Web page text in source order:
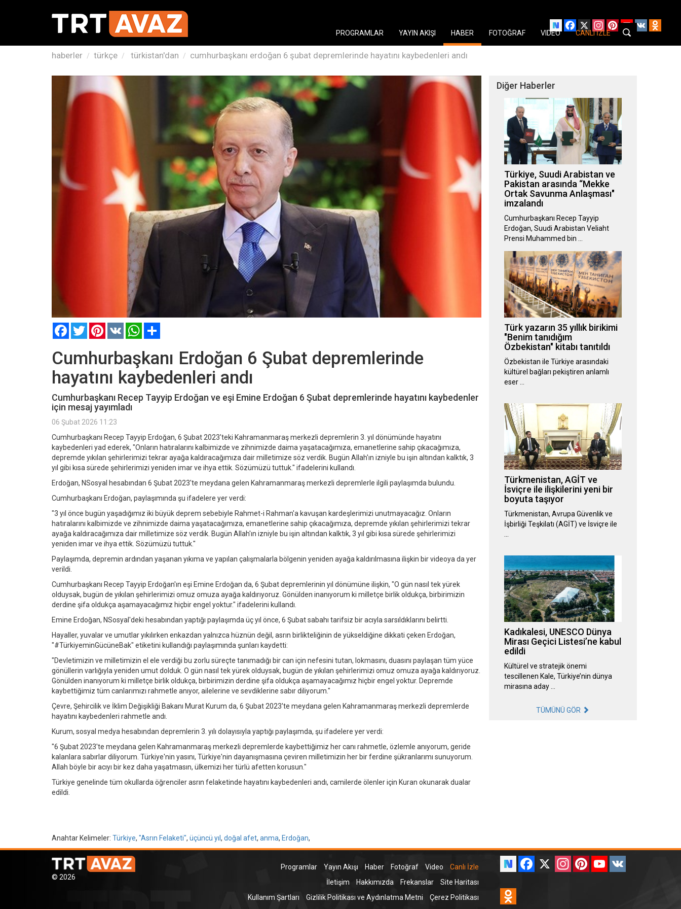
Facebook
X Instagram
PinterestYouTube
VK
PROGRAMLAR
YAYIN AKIŞI HABER FOTOĞRAF VIDEO CANLI İZLE
haberler türkçe türkistan'dan cumhurbaşkanı erdoğan 6 şubat depremlerinde hayatını kaybedenleri andı
FacebookTwitterPinterest
VK WhatsApp
Cumhurbaşkanı Erdoğan 6 Şubat depremlerinde
hayatını kaybedenleri andı
Cumhurbaşkanı Recep Tayyip Erdoğan ve eşi Emine Erdoğan 6 Şubat depremlerinde hayatını kaybedenler
için mesaj yayımladı
06 Şubat 2026 11:23
Cumhurbaşkanı Recep Tayyip Erdoğan, 6 Şubat 2023'teki Kahramanmaraş merkezli depremlerin 3. yıl dönümünde hayatını
kaybedenleri yad ederek, "Onların hatıralarını kalbimizde ve zihnimizde daima yaşatacağımıza, emanetlerine sahip çıkacağımıza,
depremde yıkılan şehirlerimizi tekrar ayağa kaldıracağımıza dair milletimize söz verdik. Bugün Allah'ın izniyle bu işin altından kalktık, 3
yıl gibi kısa sürede şehirlerimizi yeniden imar ve ihya ettik. Sözümüzü tuttuk." ifadelerini kullandı.
Erdoğan, NSosyal hesabından 6 Şubat 2023'te meydana gelen Kahramanmaraş merkezli depremlerle ilgili paylaşımda bulundu.
Cumhurbaşkanı Erdoğan, paylaşımında şu ifadelere yer verdi:
"3 yıl önce bugün yaşadığımız iki büyük deprem sebebiyle Rahmet-i Rahman'a kavuşan kardeşlerimizi unutmayacağız. Onların
hatıralarını kalbimizde ve zihnimizde daima yaşatacağımıza, emanetlerine sahip çıkacağımıza, depremde yıkılan şehirlerimizi tekrar
ayağa kaldıracağımıza dair milletimize söz verdik. Bugün Allah'ın izniyle bu işin altından kalktık, 3 yıl gibi kısa sürede şehirlerimizi
yeniden imar ve ihya ettik. Sözümüzü tuttuk."
Paylaşımda, depremin ardından yaşanan yıkıma ve yapılan çalışmalarla bölgenin yeniden ayağa kaldırılmasına ilişkin bir videoya da yer
verildi.
Cumhurbaşkanı Recep Tayyip Erdoğan'ın eşi Emine Erdoğan da, 6 Şubat depremlerinin yıl dönümüne ilişkin, "O gün nasıl tek yürek
olduysak, bugün de yıkılan şehirlerimizi omuz omuza ayağa kaldırıyoruz. Gönülden inanıyorum ki milletçe birlik oldukça, birbirimizin
derdine şifa oldukça aşamayacağımız hiçbir engel yoktur." ifadelerini kullandı.
Emine Erdoğan, NSosyal'deki hesabından yaptığı paylaşımda üç yıl önce, 6 Şubat sabahı tarifsiz bir acıyla sarsıldıklarını belirtti.
Hayaller, yuvalar ve umutlar yıkılırken enkazdan yalnızca hüznün değil, asrın birlikteliğinin de yükseldiğine dikkati çeken Erdoğan,
"#TürkiyeminGücüneBak" etiketini kullandığı paylaşımında şunları kaydetti:
"Devletimizin ve milletimizin el ele verdiği bu zorlu süreçte tanımadığı bir can için nefesini tutan, lokmasını, duasını paylaşan tüm yüce
gönüllerin varlığıyla yeniden umut dolduk. O gün nasıl tek yürek olduysak, bugün de yıkılan şehirlerimizi omuz omuza ayağa kaldırıyoruz.
Gönülden inanıyorum ki milletçe birlik oldukça, birbirimizin derdine şifa oldukça aşamayacağımız hiçbir engel yoktur. Depremde
kaybettiğimiz tüm canlarımızı rahmetle anıyor, ailelerine ve sevdiklerine sabır diliyorum."
Çevre, Şehircilik ve İklim Değişikliği Bakanı Murat Kurum da, 6 Şubat 2023'te meydana gelen Kahramanmaraş merkezli depremlerde
hayatını kaybedenleri rahmetle andı.
Kurum, sosyal medya hesabından depremlerin 3. yılı dolayısıyla yaptığı paylaşımda, şu ifadelere yer verdi:
"6 Şubat 2023'te meydana gelen Kahramanmaraş merkezli depremlerde kaybettiğimiz her canı rahmetle, özlemle anıyorum, geride
kalanlara sabırlar diliyorum. Türkiye'nin yasını, Türkiye'nin dayanışmasına çeviren milletimizin her bir ferdine şükranlarımı sunuyorum.
Allah böyle bir acıyı bir kez daha yaşatmasın, ülkemizi her türlü afetten korusun."
Türkiye genelinde tüm okullarda öğrenciler asrın felaketinde hayatını kaybedenleri andı, camilerde ölenler için Kuran okunarak dualar
edildi.
Anahtar Kelimeler: Türkiye, "Asrın Felaketi", üçüncü yıl , doğal afet, anma, Erdoğan,
Diğer Haberler
Türkiye, Suudi Arabistan ve
Pakistan arasında “Mekke
Ortak Savunma Anlaşması"
imzalandı
Cumhurbaşkanı Recep Tayyip
Erdoğan, Suudi Arabistan Veliaht
Prensi Muhammed bin …
Türk yazarın 35 yıllık birikimi
"Benim tanıdığım
Özbekistan" kitabı tanıtıldı
Özbekistan ile Türkiye arasındaki
kültürel bağları pekiştiren anlamlı
eser …
Türkmenistan, AGİT ve
İsviçre ile ilişkilerini yeni bir
boyuta taşıyor
Türkmenistan, Avrupa Güvenlik ve
İşbirliği Teşkilatı (AGİT) ve İsviçre ile
Kadıkalesi, UNESCO Dünya
Mirası Geçici Listesi’ne kabul
edildi
Kültürel ve stratejik önemi
tescillenen Kale, Türkiye’nin dünya
mirasına aday …
TÜMÜNÜ GÖR
© 2026
Programlar Yayın Akışı Haber Fotoğraf Video
Canlı İzle
İletişim
Hakkımızda Frekanslar
Site Haritası
Kullanım Şartları
Gizlilik Politikası ve Aydınlatma Metni Çerez Politikası
Facebook
X InstagramPinterestYouTube